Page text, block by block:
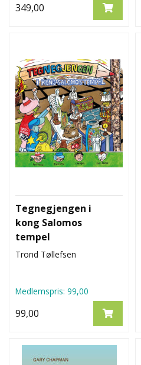
349,00
Tegnegjengen i
kong Salomos
tempel
Trond Tøllefsen
Medlemspris: 99,00
99,00